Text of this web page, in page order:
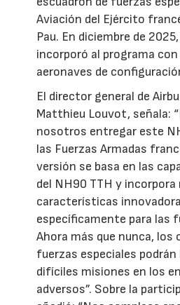
Aviación del Ejército
Pau. En diciembre de
incorporó al programa con
aeronaves de
El director general de
Matthieu Louvot, señala:
nosotros entregar este
las Fuerzas Armadas
versión se basa en las
del NH90 TTH y incorpora
características
específicamente para las
Ahora más que nunca, los
fuerzas especiales podrán
difíciles misiones en los
adversos”. Sobre la